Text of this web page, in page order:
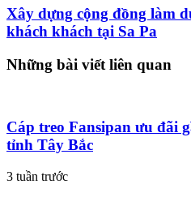
Xây dựng cộng đồng làm
khách khách tại Sa Pa
Những bài viết liên quan
Cáp treo Fansipan ưu đãi
tỉnh Tây Bắc
3 tuần trước